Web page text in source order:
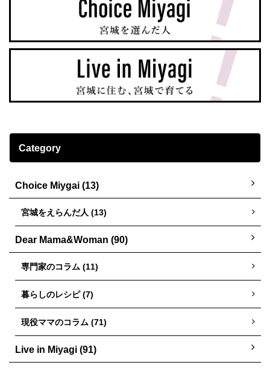
Category
Choice Miygai (13)
宮城をえらんだ人 (13)
Dear Mama&Woman (90)
専門家のコラム (11)
暮らしのレシピ (7)
現役ママのコラム (71)
Live in Miyagi (91)